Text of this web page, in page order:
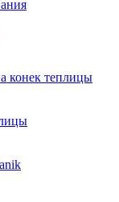
конек теплицы